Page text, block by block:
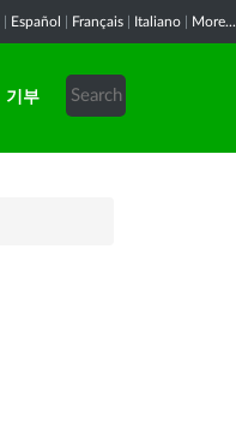
Español Français Italiano More...
기부